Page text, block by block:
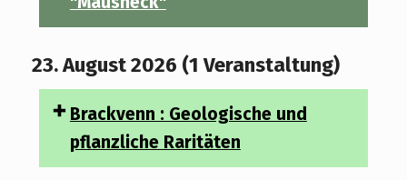
23. August 2026 (1 Veranstaltung)
Brackvenn : Geologische und
pflanzliche Raritäten